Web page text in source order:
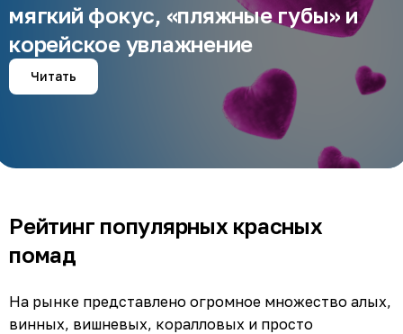
мягкий фокус, «пляжные губы» и
корейское увлажнение
Читать
Рейтинг популярных красных
помад
На рынке представлено огромное множество алых,
винных, вишневых, коралловых и просто